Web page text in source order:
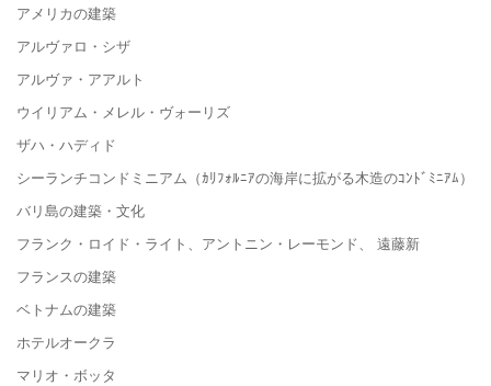
アメリカの建築
アルヴァロ・シザ
アルヴァ・アアルト
ウイリアム・メレル・ヴォーリズ
ザハ・ハディド
シーランチコンドミニアム（ｶﾘﾌｫﾙﾆｱの海岸に拡がる木造のｺﾝﾄﾞﾐﾆｱﾑ）
バリ島の建築・文化
フランク・ロイド・ライト、アントニン・レーモンド、 遠藤新
フランスの建築
ベトナムの建築
ホテルオークラ
マリオ・ボッタ